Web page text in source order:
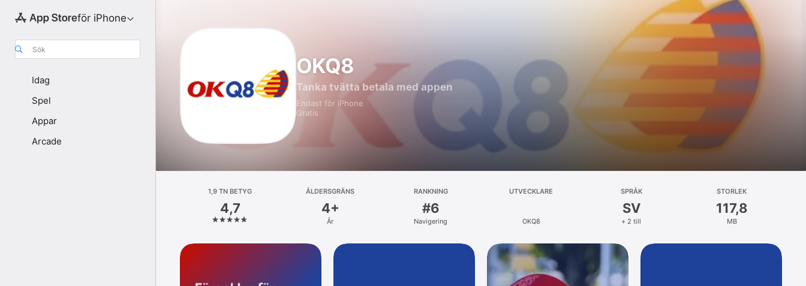
för iPhone
Sök
Idag
Spel
Appar
Arcade
OKQ8
Tanka tvätta betala med appen
Endast för iPhone
Gratis
1,9 TN BETYG
4,7
ÅLDERSGRÄNS
4+
År
RANKNING
#6
Navigering
UTVECKLARE
OKQ8
SPRÅK
SV
+ 2 till
STORLEK
117,8
MB